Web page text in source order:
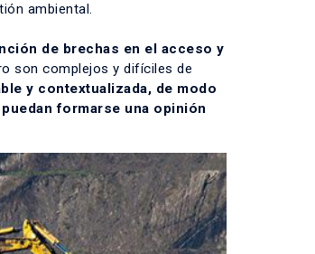
ambiental.
de brechas en el acceso y
son complejos y difíciles de
y contextualizada, de modo
formarse una opinión